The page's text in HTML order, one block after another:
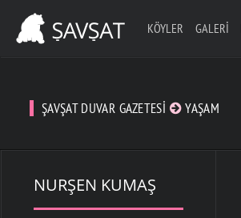
KÖYLER GALERI
ŞAVŞAT DUVAR GAZETESI YAŞAM
NURŞEN KUMAŞ